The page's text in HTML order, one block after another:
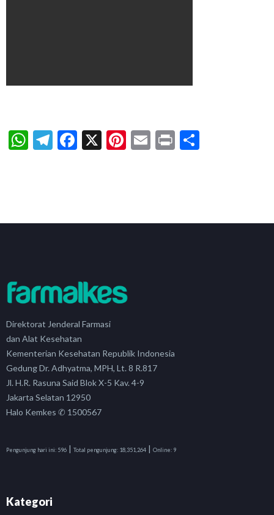
WhatsApp
Telegram
Facebook
X Pinterest
Email
Print
Direktorat Jenderal Farmasi
dan Alat Kesehatan
Kementerian Kesehatan Republik Indonesia
Gedung Dr. Adhyatma, MPH, Lt. 8 R.817
Jl. H.R. Rasuna Said Blok X-5 Kav. 4-9
Jakarta Selatan 12950
Halo Kemkes ✆ 1500567
Pengunjung hari ini: 596 | Total pengunjung: 18,351,264 | Online: 9
Kategori